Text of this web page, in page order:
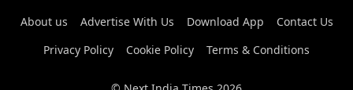
About us Advertise With Us Download App
Contact Us
Privacy Policy
Cookie Policy Terms & Conditions